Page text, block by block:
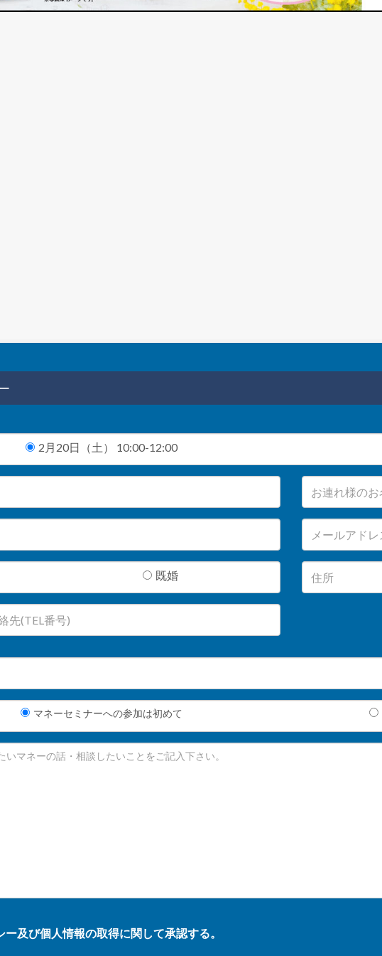
2月20日（土） 10:00-12:00
既婚
マネーセミナーへの参加は初めて
及び個人情報の取得に関して承認する。